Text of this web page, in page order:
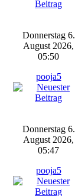
Donnerstag 6.
August 2026,
05:50
pooja5
Donnerstag 6.
August 2026,
05:47
pooja5